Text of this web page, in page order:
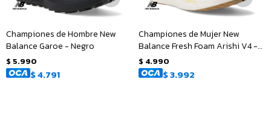
Championes de Hombre New
Balance Garoe - Negro
$ 5.990
$4.791
Championes de Mujer New
Balance Fresh Foam Arishi V4 -
Beige - Lila
$ 4.990
$3.992